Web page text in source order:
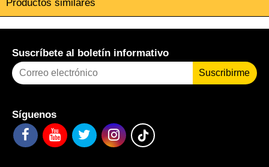
Productos similares
Suscríbete al boletín informativo
Suscribirme
Síguenos